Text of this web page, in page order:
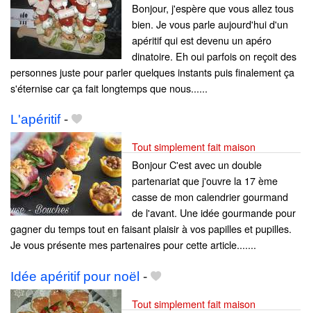
Bonjour, j'espère que vous allez tous
bien. Je vous parle aujourd'hui d'un
apéritif qui est devenu un apéro
dinatoire. Eh oui parfois on reçoit des
personnes juste pour parler quelques instants puis finalement ça
s'éternise car ça fait longtemps que nous......
L'apéritif-
Tout simplement fait maison
Bonjour C'est avec un double
partenariat que j'ouvre la 17 ème
casse de mon calendrier gourmand
de l'avant. Une idée gourmande pour
gagner du temps tout en faisant plaisir à vos papilles et pupilles.
Je vous présente mes partenaires pour cette article.......
Idée apéritif pour noël -
Tout simplement fait maison